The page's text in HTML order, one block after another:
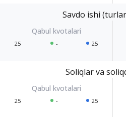
Savdo ishi
25 - 25
Soliqlar va
25 - 25